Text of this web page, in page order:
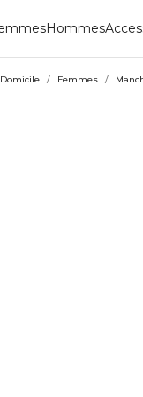
Hommes
Domicile / Femmes /